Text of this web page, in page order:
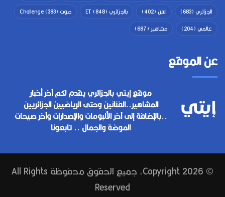
الجزائري (683) الفن (402) بالجزائري ET (848) صوت Challenge (383)
عالمي (204) مشاهير (687)
عن الموقع
موقع إيتي بالجزائري يقدم لكم آخر أخبار
المشاهير..الفنانين وحتى الرياضيين الجزائريين
..بالإضافة إلى آخر الألبومات والإصدارات وآخر صيحات
الموضة والجمال .. تابعونا
© Copyright 2026, جميع الحقوق محفوظة All Rights
Reserved